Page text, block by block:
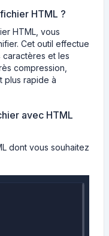
HTML ?
HTML, vous
Cet outil effectue
caractères et les
compression,
plus rapide à
avec HTML
dont vous souhaitez